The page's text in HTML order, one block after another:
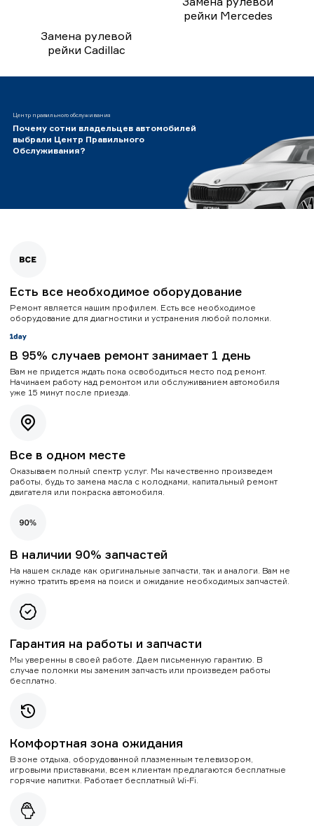
Замена рулевой
рейки Cadillac
рейки Mercedes
Центр правильного обслуживания
Почему сотни владельцев автомобилей
выбрали Центр Правильного
Обслуживания?
Есть все необходимое оборудование
Ремонт является нашим профилем. Есть все необходимое
оборудование для диагностики и устранения любой поломки.
В 95% случаев ремонт занимает 1 день
Вам не придется ждать пока освободиться место под ремонт.
Начинаем работу над ремонтом или обслуживанием автомобиля
уже 15 минут после приезда.
Все в одном месте
Оказываем полный спектр услуг. Мы качественно произведем
работы, будь то замена масла с колодками, капитальный ремонт
двигателя или покраска автомобиля.
В наличии 90% запчастей
На нашем складе как оригинальные запчасти, так и аналоги. Вам не
нужно тратить время на поиск и ожидание необходимых запчастей.
Гарантия на работы и запчасти
Мы уверенны в своей работе. Даем письменную гарантию. В
случае поломки мы заменим запчасть или произведем работы
бесплатно.
Комфортная зона ожидания
В зоне отдыха, оборудованной плазменным телевизором,
игровыми приставками, всем клиентам предлагаются бесплатные
горячие напитки. Работает бесплатный Wi-Fi.